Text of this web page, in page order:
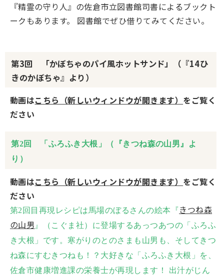
『精霊の守り人』の佐倉市立図書館司書によるブックト
ークもあります。 図書館でぜひ借りてみてください。
第3回 「かぼちゃのパイ風ホットサンド」（『14ひ
きのかぼちゃ』より）
動画はこちら（新しいウィンドウが開きます） をご覧く
ださい
第2回 「ふろふき大根」（『きつね森の山男』よ
り）
動画はこちら（新しいウィンドウが開きます） をご覧く
ださい
第2回目再現レシピは馬場のぼるさんの絵本『きつね森
の山男 』（こぐま社）に登場するあっつあつの「ふろふ
き大根」です。寒がりのとのさまも山男も、そしてきつ
ね森にすむきつねも！？大好きな「ふろふき大根」を、
佐倉市健康増進課の栄養士が再現します！ 出汁がじん